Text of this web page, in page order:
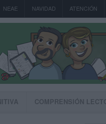
NEAE NAVIDAD ATENCIÓN
COMPRENSIÓN